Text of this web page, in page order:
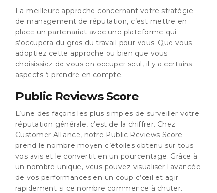
La meilleure approche concernant votre stratégie
de management de réputation, c’est mettre en
place un partenariat avec une plateforme qui
s’occupera du gros du travail pour vous. Que vous
adoptiez cette approche ou bien que vous
choisissiez de vous en occuper seul, il y a certains
aspects à prendre en compte.
Public Reviews Score
L’une des façons les plus simples de surveiller votre
réputation générale, c’est de la chiffrer. Chez
Customer Alliance, notre Public Reviews Score
prend le nombre moyen d’étoiles obtenu sur tous
vos avis et le convertit en un pourcentage. Grâce à
un nombre unique, vous pouvez visualiser l’avancée
de vos performances en un coup d’œil et agir
rapidement si ce nombre commence à chuter.